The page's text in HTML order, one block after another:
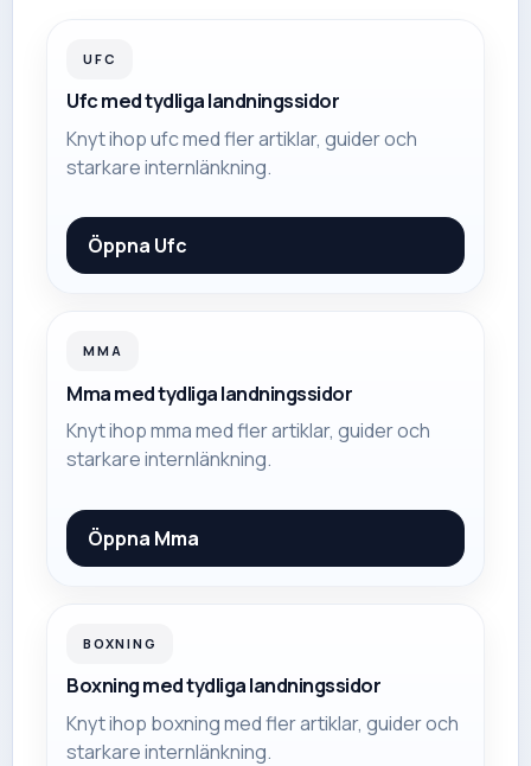
UFC
Ufc med tydliga landningssidor
Knyt ihop ufc med fler artiklar, guider och
starkare internlänkning.
Öppna Ufc
MMA
Mma med tydliga landningssidor
Knyt ihop mma med fler artiklar, guider och
starkare internlänkning.
Öppna Mma
BOXNING
Boxning med tydliga landningssidor
Knyt ihop boxning med fler artiklar, guider och
starkare internlänkning.